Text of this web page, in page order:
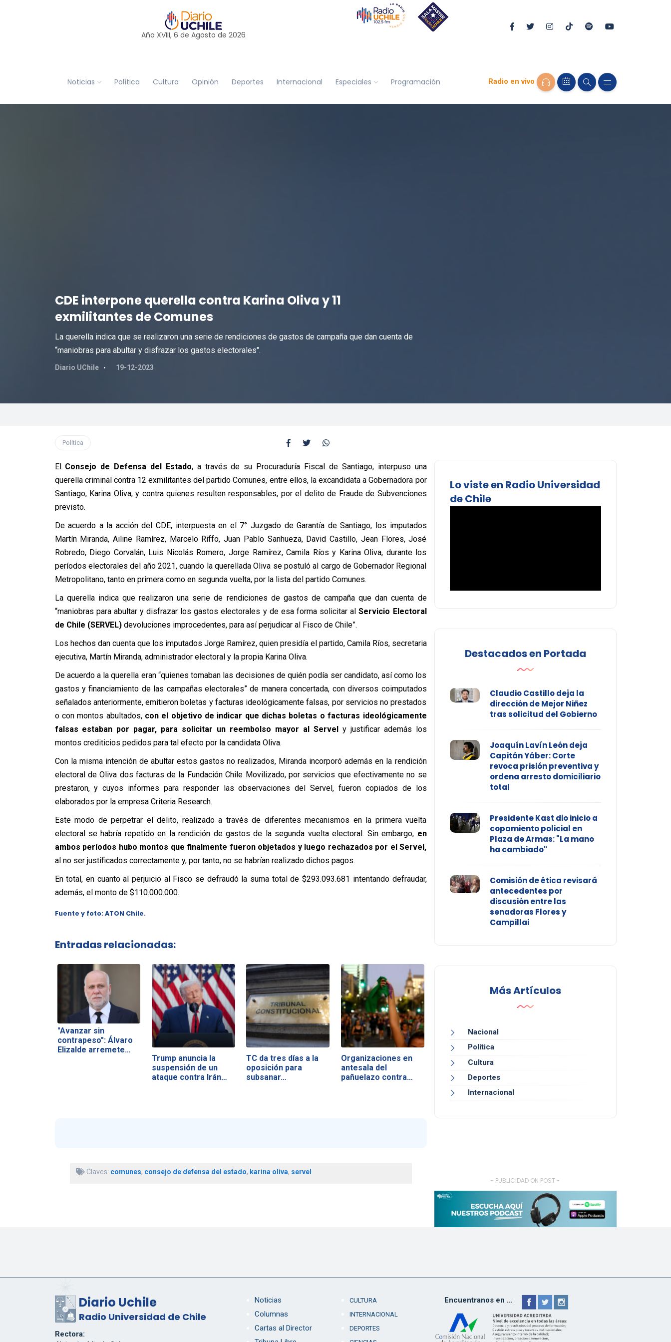
Año XVIII, 6 de Agosto de 2026
Noticias Política Cultura Opinión Deportes Internacional Especiales Programación Radio en vivo
CDE interpone querella contra Karina Oliva y 11
exmilitantes de Comunes
La querella indica que se realizaron una serie de rendiciones de gastos de campaña que dan cuenta de
“maniobras para abultar y disfrazar los gastos electorales".
Diario UChile 19-12-2023
Política
El Consejo de Defensa del Estado, a través de su Procuraduría Fiscal de Santiago, interpuso una
querella criminal contra 12 exmilitantes del partido Comunes, entre ellos, la excandidata a Gobernadora por
Santiago, Karina Oliva, y contra quienes resulten responsables, por el delito de Fraude de Subvenciones
previsto.
De acuerdo a la acción del CDE, interpuesta en el 7° Juzgado de Garantía de Santiago, los imputados
Martín Miranda, Ailine Ramírez, Marcelo Riffo, Juan Pablo Sanhueza, David Castillo, Jean Flores, José
Robredo, Diego Corvalán, Luis Nicolás Romero, Jorge Ramírez, Camila Ríos y Karina Oliva, durante los
períodos electorales del año 2021, cuando la querellada Oliva se postuló al cargo de Gobernador Regional
Metropolitano, tanto en primera como en segunda vuelta, por la lista del partido Comunes.
La querella indica que realizaron una serie de rendiciones de gastos de campaña que dan cuenta de
“maniobras para abultar y disfrazar los gastos electorales y de esa forma solicitar alServicio Electoral
de Chile (SERVEL)devoluciones improcedentes, para así perjudicar al Fisco de Chile”.
Los hechos dan cuenta que los imputados Jorge Ramírez, quien presidía el partido, Camila Ríos, secretaria
ejecutiva, Martín Miranda, administrador electoral y la propia Karina Oliva.
De acuerdo a la querella eran “quienes tomaban las decisiones de quién podía ser candidato, así como los
gastos y financiamiento de las campañas electorales” de manera concertada, con diversos coimputados
señalados anteriormente, emitieron boletas y facturas ideológicamente falsas, por servicios no prestados
o con montos abultados, con el objetivo de indicar que dichas boletas o facturas ideológicamente
falsas estaban por pagar, para solicitar un reembolso mayor al Servely justificar además los
montos crediticios pedidos para tal efecto por la candidata Oliva.
Con la misma intención de abultar estos gastos no realizados, Miranda incorporó además en la rendición
electoral de Oliva dos facturas de la Fundación Chile Movilizado, por servicios que efectivamente no se
prestaron, y cuyos informes para responder las observaciones del Servel, fueron copiados de los
elaborados por la empresa Criteria Research.
Este modo de perpetrar el delito, realizado a través de diferentes mecanismos en la primera vuelta
electoral se habría repetido en la rendición de gastos de la segunda vuelta electoral. Sin embargo, en
ambos períodos hubo montos que finalmente fueron objetados y luego rechazados por el Servel,
al no ser justificados correctamente y, por tanto, no se habrían realizado dichos pagos.
En total, en cuanto al perjuicio al Fisco se defraudó la suma total de $293.093.681 intentando defraudar,
además, el monto de $110.000.000.
Fuente y foto: ATON Chile.
Entradas relacionadas:
"Avanzar sin
contrapeso": Álvaro
Elizalde arremete…
Trump anuncia la
suspensión de un
ataque contra Irán…
TC da tres días a la
oposición para
subsanar…
Organizaciones en
antesala del
pañuelazo contra…
Claves: comunes, consejo de defensa del estado, karina oliva, servel
Lo viste en Radio Universidad
de Chile
Destacados en Portada
Claudio Castillo deja la
dirección de Mejor Niñez
tras solicitud del Gobierno
Joaquín Lavín León deja
Capitán Yáber: Corte
revoca prisión preventiva y
ordena arresto domiciliario
total
Presidente Kast dio inicio a
copamiento policial en
Plaza de Armas: "La mano
ha cambiado"
Comisión de ética revisará
antecedentes por
discusión entre las
senadoras Flores y
Campillai
Más Artículos
Nacional
Política
Cultura
Deportes
Internacional
- PUBLICIDAD ON POST -
Diario Uchile
Radio Universidad de Chile
Rectora:
Noticias
Columnas
Cartas al Director
CULTURA
INTERNACIONAL
DEPORTES
Encuentranos en ...